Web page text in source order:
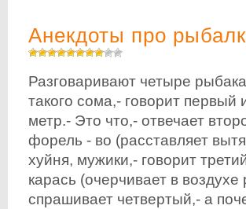
Анекдоты про
Разговаривают четыре
такого сома,- говорит
метр.- Это что,- отвечает
форель - во (расставляет
хуйня, мужики,- говорит
карась (очерчивает в
спрашивает четвертый,- а